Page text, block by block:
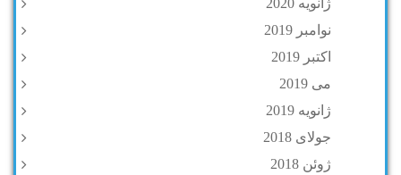
ژانویه 2020
نوامبر 2019
اکتبر 2019
می 2019
ژانویه 2019
جولای 2018
ژوئن 2018